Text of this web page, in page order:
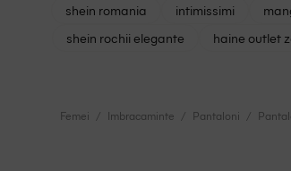
shein romania intimissimi
shein rochii elegante
haine outlet
Femei Imbracaminte Pantaloni